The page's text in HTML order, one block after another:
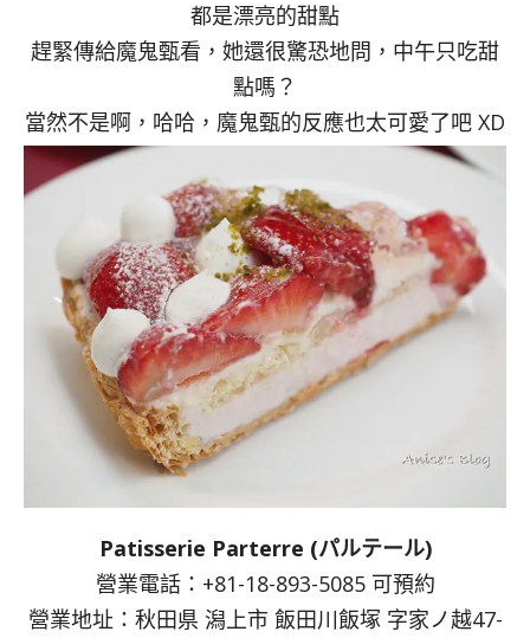
都是漂亮的甜點
趕緊傳給魔鬼甄看，她還很驚恐地問，中午只吃甜
點嗎？
當然不是啊，哈哈，魔鬼甄的反應也太可愛了吧 XD
Patisserie Parterre (パルテール)
營業電話：+81-18-893-5085 可預約
營業地址：秋田県 潟上市 飯田川飯塚 字家ノ越47-